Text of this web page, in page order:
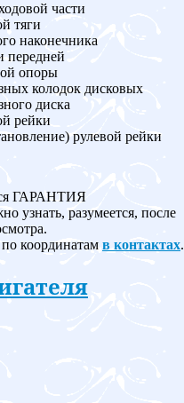
части
тяги
наконечника
передней
опоры
колодок дисковых
диска
рейки
рулевой рейки
ГАРАНТИЯ
узнать, разумеется, после
координатам в контактах.